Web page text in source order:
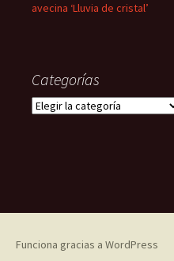
avecina ‘Lluvia de cristal’
Categorías
Categorías
Funciona gracias a WordPress